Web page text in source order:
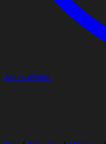
Add to Wishlist